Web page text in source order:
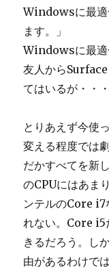
Windowsに最適
ます。」
Windowsに最適
友人から
てはいるが・・
とりあえず今使
変える程度では
だかすべてを新
のCPUにはあま
ンテルのCore i7
れない。Core i5
きるだろう。し
由があるわけで